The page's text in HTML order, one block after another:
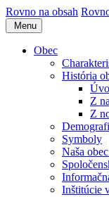
Rovno na obsah
Menu
Obec
História
Z
Z
Symboly
Naša
Inštitúcie